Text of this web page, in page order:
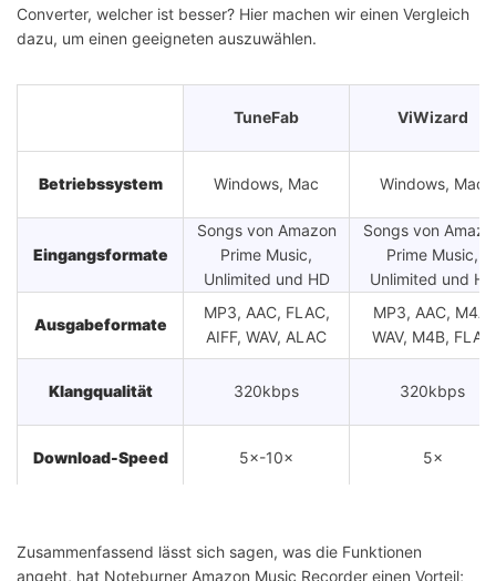
Converter, welcher ist besser? Hier machen wir einen Vergleich
dazu, um einen geeigneten auszuwählen.
TuneFab ViWizard
Betriebssystem Windows, Mac Windows, Mac
Eingangsformate
Songs von Amazon
Prime Music,
Unlimited und HD
Songs von
Prime Music,
Unlimited und HD
Ausgabeformate
MP3, AAC, FLAC,
AIFF, WAV, ALAC
MP3, AAC, M4A,
WAV, M4B, FLAC
Klangqualität 320kbps 320kbps
Download-Speed 5×-10× 5×
Zusammenfassend lässt sich sagen, was die Funktionen
angeht, hat Noteburner Amazon Music Recorder einen Vorteil;